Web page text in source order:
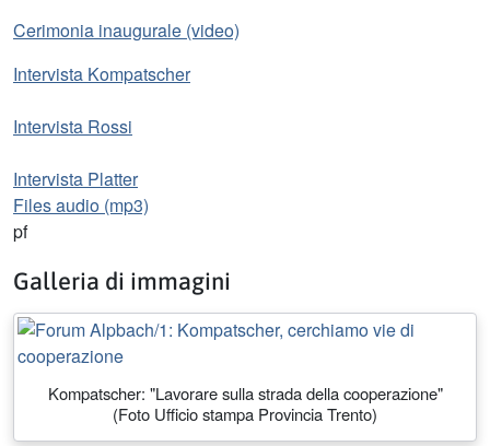
Cerimonia inaugurale (video)
Intervista Kompatscher
Intervista Rossi
Intervista Platter
Files audio (mp3)
pf
Galleria di immagini
Kompatscher: "Lavorare sulla strada della cooperazione"
(Foto Ufficio stampa Provincia Trento)